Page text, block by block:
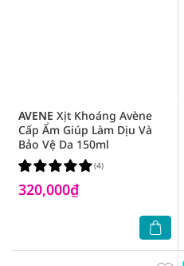
AVENE Xịt Khoáng Avène
Cấp Ẩm Giúp Làm Dịu Và
Bảo Vệ Da 150ml
320,000₫
(4)